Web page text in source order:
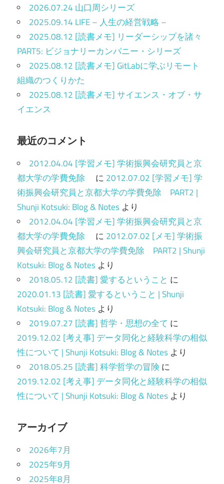
2026.07.24 山口周シリーズ
2025.09.14 LIFE – 人生の経営戦略 –
2025.08.12 [読書メモ] リーダーシップを諸々
PART5: ビジョナリーカンパニー・シリーズ
2025.08.12 [読書メモ] GitLabに学ぶリモート
組織のつくりかた
2025.08.12 [読書メモ] サイエンス・オブ・サ
イエンス
最近のコメント
2012.04.04 [学習メモ] 学術振興会研究員と京
都大学の学費免除
に 2012.07.02 [学習メモ] 学
術振興会研究員と京都大学の学費免除 PART2 |
Shunji Kotsuki: Blog & Notes より
2012.04.04 [学習メモ] 学術振興会研究員と京
都大学の学費免除
に 2012.07.02 [メモ] 学術振
興会研究員と京都大学の学費免除 PART2 | Shunji
Kotsuki: Blog & Notes より
2018.05.12 [読書] 愛するということ に
2020.01.13 [読書] 愛するということ | Shunji
Kotsuki: Blog & Notes より
2019.07.27 [読書] 哲学・思想の全て に
2019.12.02 [考え事] データ同化と経験科学の相似
性について | Shunji Kotsuki: Blog & Notes より
2018.05.25 [読書] 科学哲学の冒険 に
2019.12.02 [考え事] データ同化と経験科学の相似
性について | Shunji Kotsuki: Blog & Notes より
アーカイブ
2026年7月
2025年9月
2025年8月